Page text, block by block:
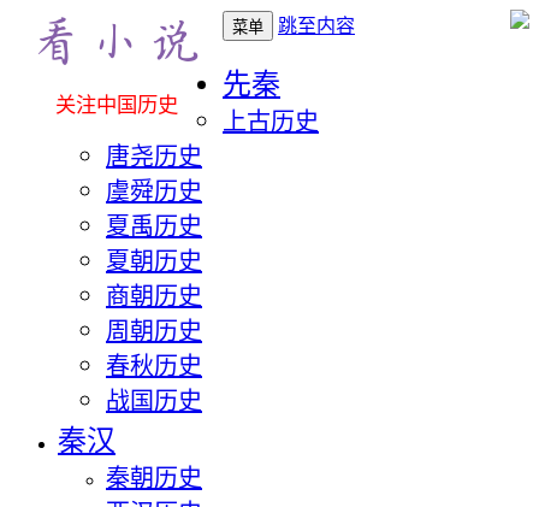
关注中国历史
菜单 跳至内容
先秦
上古历史
唐尧历史
虞舜历史
夏禹历史
夏朝历史
商朝历史
周朝历史
春秋历史
战国历史
秦汉
秦朝历史